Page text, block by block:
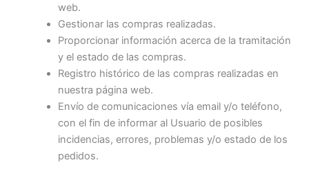
web.
Gestionar las compras realizadas.
Proporcionar información acerca de la tramitación
y el estado de las compras.
Registro histórico de las compras realizadas en
nuestra página web.
Envío de comunicaciones vía email y/o teléfono,
con el fin de informar al Usuario de posibles
incidencias, errores, problemas y/o estado de los
pedidos.